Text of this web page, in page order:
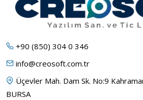
+90 (850) 304 0 346
info@creosoft.com.tr
Üçevler Mah. Dam Sk. No:9
BURSA